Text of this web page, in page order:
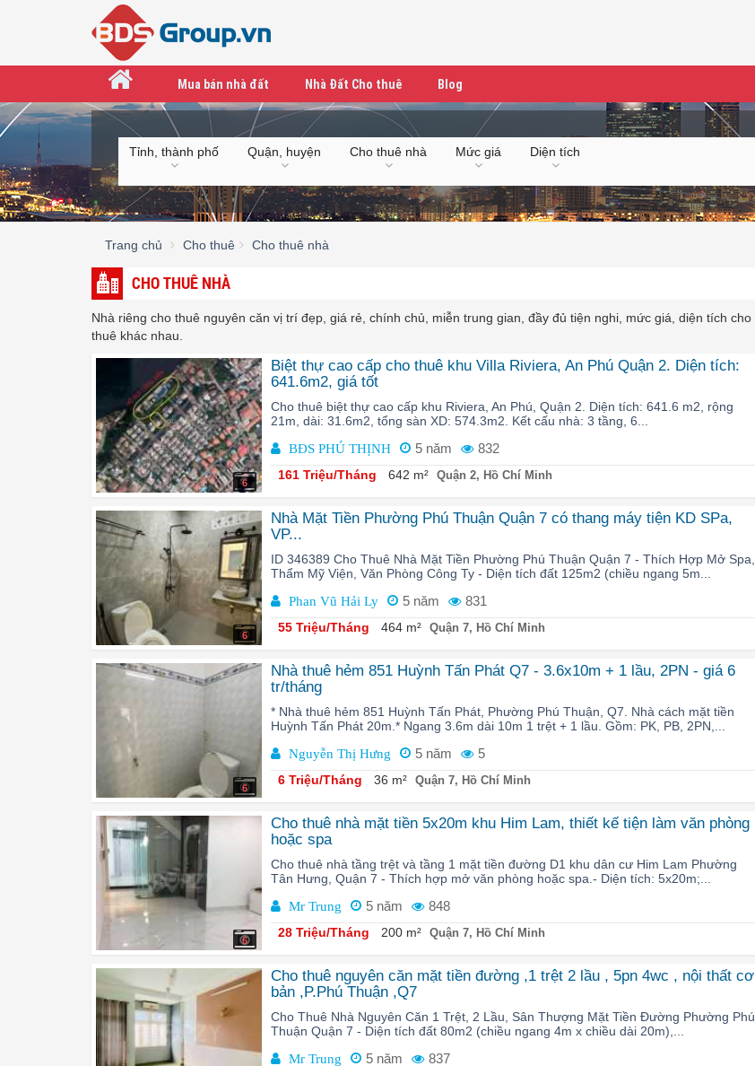
Mua bán nhà đất Nhà Đất Cho thuê Blog
Tỉnh, thành phố Quận, huyện Cho thuê nhà Mức giá Diện tích
Trang chủ Cho thuê Cho thuê nhà
CHO THUÊ NHÀ
Nhà riêng cho thuê nguyên căn vị trí đẹp, giá rẻ, chính chủ, miễn trung gian, đầy đủ tiện nghi, mức giá, diện tích cho
thuê khác nhau.
6
Biệt thự cao cấp cho thuê khu Villa Riviera, An Phú Quận 2. Diện tích:
641.6m2, giá tốt
Cho thuê biệt thự cao cấp khu Riviera, An Phú, Quận 2. Diện tích: 641.6 m2, rộng
21m, dài: 31.6m2, tổng sàn XD: 574.3m2. Kết cấu nhà: 3 tầng, 6...
BĐS PHÚ THỊNH 5 năm 832
161 Triệu/Tháng 642 m² Quận 2, Hồ Chí Minh
6
Nhà Mặt Tiền Phường Phú Thuận Quận 7 có thang máy tiện KD SPa,
VP...
ID 346389 Cho Thuê Nhà Mặt Tiền Phường Phú Thuận Quận 7 - Thích Hợp Mở Spa,
Thẩm Mỹ Viện, Văn Phòng Công Ty - Diện tích đất 125m2 (chiều ngang 5m...
Phan Vũ Hải Ly 5 năm 831
55 Triệu/Tháng 464 m² Quận 7, Hồ Chí Minh
6
Nhà thuê hẻm 851 Huỳnh Tấn Phát Q7 - 3.6x10m + 1 lầu, 2PN - giá 6
tr/tháng
* Nhà thuê hẻm 851 Huỳnh Tấn Phát, Phường Phú Thuận, Q7. Nhà cách mặt tiền
Huỳnh Tấn Phát 20m.* Ngang 3.6m dài 10m 1 trệt + 1 lầu. Gồm: PK, PB, 2PN,...
Nguyễn Thị Hưng 5 năm 5
6 Triệu/Tháng 36 m² Quận 7, Hồ Chí Minh
6
Cho thuê nhà mặt tiền 5x20m khu Him Lam, thiết kế tiện làm văn phòng
hoặc spa
Cho thuê nhà tầng trệt và tầng 1 mặt tiền đường D1 khu dân cư Him Lam Phường
Tân Hưng, Quận 7 - Thích hợp mở văn phòng hoặc spa.- Diện tích: 5x20m;...
Mr Trung 5 năm 848
28 Triệu/Tháng 200 m² Quận 7, Hồ Chí Minh
Cho thuê nguyên căn mặt tiền đường ,1 trệt 2 lầu , 5pn 4wc , nội thất cơ
bản ,P.Phú Thuận ,Q7
Cho Thuê Nhà Nguyên Căn 1 Trệt, 2 Lầu, Sân Thượng Mặt Tiền Đường Phường Phú
Thuận Quận 7 - Diện tích đất 80m2 (chiều ngang 4m x chiều dài 20m),...
Mr Trung 5 năm 837